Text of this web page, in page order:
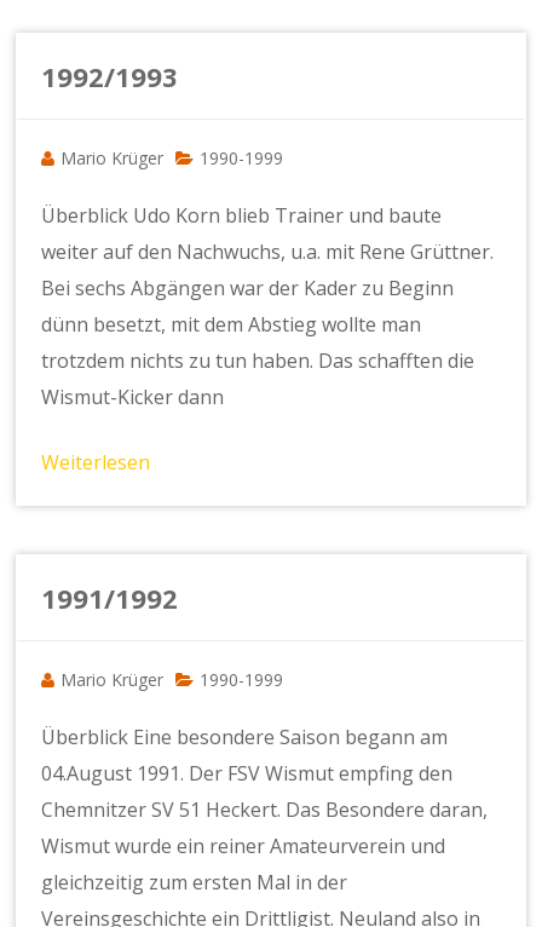
1992/1993
Mario Krüger 1990-1999
Überblick Udo Korn blieb Trainer und baute
weiter auf den Nachwuchs, u.a. mit Rene Grüttner.
Bei sechs Abgängen war der Kader zu Beginn
dünn besetzt, mit dem Abstieg wollte man
trotzdem nichts zu tun haben. Das schafften die
Wismut-Kicker dann
Weiterlesen
1991/1992
Mario Krüger 1990-1999
Überblick Eine besondere Saison begann am
04.August 1991. Der FSV Wismut empfing den
Chemnitzer SV 51 Heckert. Das Besondere daran,
Wismut wurde ein reiner Amateurverein und
gleichzeitig zum ersten Mal in der
Vereinsgeschichte ein Drittligist. Neuland also in